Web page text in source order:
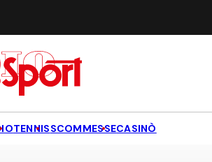
TENNISSCOMMESSECASINÒ